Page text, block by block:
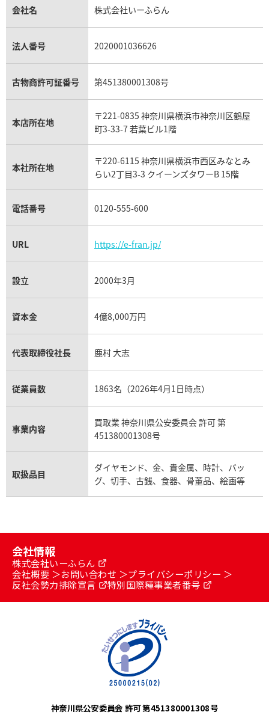
18金の相場価格情報
金のアクセサリー買取
貴金属買取
プラチナ買取
銀・シルバー買取
パラジウム買取
ルビー買取
ヒスイ買取
トパーズ買取
タンザナイト買取
アメジスト買取
パライバトルマリン買取
キャッツアイ買取
アクアマリン買取
ロレックス エクスプローラー買取
ロレックス デイトジャスト買取
ロレックス 買取の参考価格一覧
パテック フィリップ買取
パテック フィリップノーチラス買取
ヴァシュロン・コンスタンタン買取
A.ランゲ&ゾーネ買取
ブレゲ買取
オメガ買取
ウブロ買取
カルティエ買取
フランク ミュラー買取
リシャール・ミル買取
タグ・ホイヤー買取
エルメス買取
エルメス バーキン買取
エルメス ケリー買取
エルメス買取の参考価格一覧
シャネル買取
シャネル マトラッセ買取
シャネル買取の参考価格一覧
ディオール買取
セリーヌ買取
フェンディ買取
グッチ買取
プラダ買取
ブルガリ買取
クロムハーツ買取
フレッド買取
ショーメ買取
ショパール買取
タサキ買取
ピアジェ買取
ブシュロン買取
ミキモト買取
会社名 株式会社いーふらん
法人番号 2020001036626
古物商許可証番号 第451380001308号
本店所在地
〒221-0835 神奈川県横浜市神奈川区鶴屋
町3-33-7 若葉ビル1階
本社所在地
〒220-6115 神奈川県横浜市西区みなとみ
らい2丁目3-3 クイーンズタワーB 15階
電話番号 0120-555-600
URL https://e-fran.jp/
設立 2000年3月
資本金 4億8,000万円
代表取締役社長 鹿村 大志
従業員数 1863名（2026年4月1日時点）
事業内容
買取業 神奈川県公安委員会 許可 第
451380001308号
取扱品目
ダイヤモンド、金、貴金属、時計、バッ
グ、切手、古銭、食器、骨董品、絵画等
会社情報
株式会社いーふらん
会社概要
お問い合わせ
プライバシーポリシー
反社会勢力排除宣言
特別国際種事業者番号
神奈川県公安委員会 許可 第451380001308号